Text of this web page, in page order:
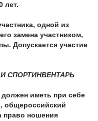
лет.
одной из
замена участником,
Допускается участие
СПОРТИНВЕНТАРЬ
иметь при себе
общероссийский
право ношения